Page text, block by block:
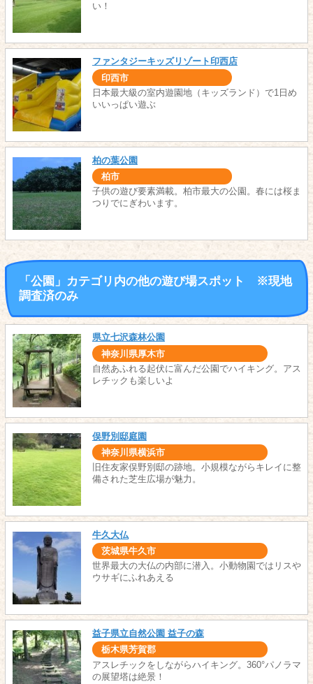
い！
ファンタジーキッズリゾート印西店
印西市
日本最大級の室内遊園地（キッズランド）で1日め
いいっぱい遊ぶ
柏の葉公園
柏市
子供の遊び要素満載。柏市最大の公園。春には桜ま
つりでにぎわいます。
「公園」カテゴリ内の他の遊び場スポット ※現地
調査済のみ
県立七沢森林公園
神奈川県厚木市
自然あふれる起伏に富んだ公園でハイキング。アス
レチックも楽しいよ
俣野別邸庭園
神奈川県横浜市
旧住友家俣野別邸の跡地。小規模ながらキレイに整
備された芝生広場が魅力。
牛久大仏
茨城県牛久市
世界最大の大仏の内部に潜入。小動物園ではリスや
ウサギにふれあえる
益子県立自然公園 益子の森
栃木県芳賀郡
アスレチックをしながらハイキング。360°パノラマ
の展望塔は絶景！